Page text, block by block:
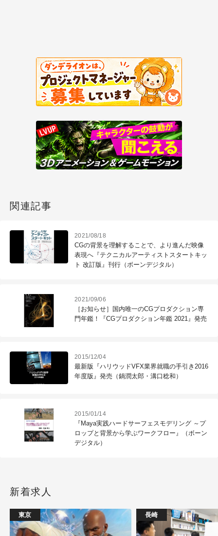
関連記事
2021/08/18
CGの背景を理解することで、より進んだ映像
表現へ『テクニカルアーティストスタートキッ
ト 改訂版』刊行（ボーンデジタル）
2021/09/06
［お知らせ］国内唯一のCGプロダクション専
門年鑑！『CGプロダクション年鑑 2021』発売
2015/12/04
最新版『ハリウッドVFX業界就職の手引き2016
年度版』発売（鍋潤太郎・溝口稔和）
2015/01/14
『Maya実践ハードサーフェスモデリング ～プ
ロップと背景から学ぶワークフロー』（ボーン
デジタル）
新着求人
東京 長崎